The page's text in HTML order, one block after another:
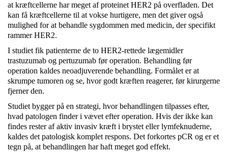
at kræftcellerne har meget af proteinet HER2 på overfladen. Det
kan få kræftcellerne til at vokse hurtigere, men det giver også
mulighed for at behandle sygdommen med medicin, der specifikt
rammer HER2.
I studiet fik patienterne de to HER2-rettede lægemidler
trastuzumab og pertuzumab før operation. Behandling før
operation kaldes neoadjuverende behandling. Formålet er at
skrumpe tumoren og se, hvor godt kræften reagerer, før kirurgerne
fjerner den.
Studiet bygger på en strategi, hvor behandlingen tilpasses efter,
hvad patologen finder i vævet efter operation. Hvis der ikke kan
findes rester af aktiv invasiv kræft i brystet eller lymfeknuderne,
kaldes det patologisk komplet respons. Det forkortes pCR og er et
tegn på, at behandlingen har haft meget god effekt.